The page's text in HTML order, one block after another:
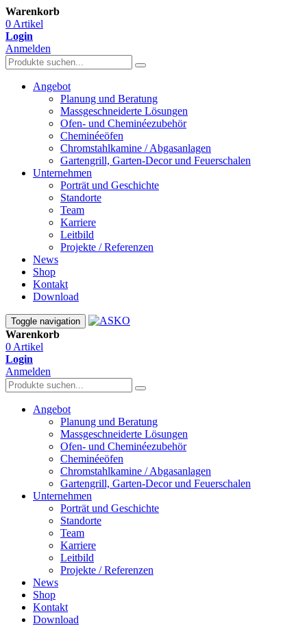
Warenkorb
0 Artikel
Login
Anmelden
Angebot
Planung und Beratung
Massgeschneiderte Lösungen
Ofen- und Cheminéezubehör
Cheminéeöfen
Chromstahlkamine / Abgasanlagen
Gartengrill, Garten-Decor und Feuerschalen
Unternehmen
Porträt und Geschichte
Standorte
Team
Karriere
Leitbild
Projekte / Referenzen
News
Shop
Kontakt
Download
Toggle navigation
Warenkorb
0 Artikel
Login
Anmelden
Angebot
Planung und Beratung
Massgeschneiderte Lösungen
Ofen- und Cheminéezubehör
Cheminéeöfen
Chromstahlkamine / Abgasanlagen
Gartengrill, Garten-Decor und Feuerschalen
Unternehmen
Porträt und Geschichte
Standorte
Team
Karriere
Leitbild
Projekte / Referenzen
News
Shop
Kontakt
Download